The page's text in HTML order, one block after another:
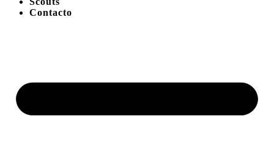
Contacto